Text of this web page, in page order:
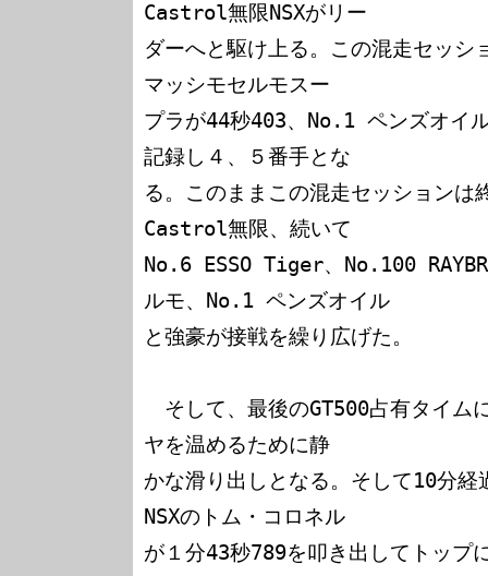
Castrol無限NSXがリー
ダーへと駆け上る。この混走セッ
マッシモセルモスー
プラが44秒403、No.1 ペンズオイ
記録し４、５番手とな
る。このままこの混走セッションは
Castrol無限、続いて
No.6 ESSO Tiger、No.100
ルモ、No.1 ペンズオイル
と強豪が接戦を繰り広げた。
そして、最後のGT500占有タイム
ヤを温めるために静
かな滑り出しとなる。そして10分
NSXのトム・コロネル
が１分43秒789を叩き出してトップ